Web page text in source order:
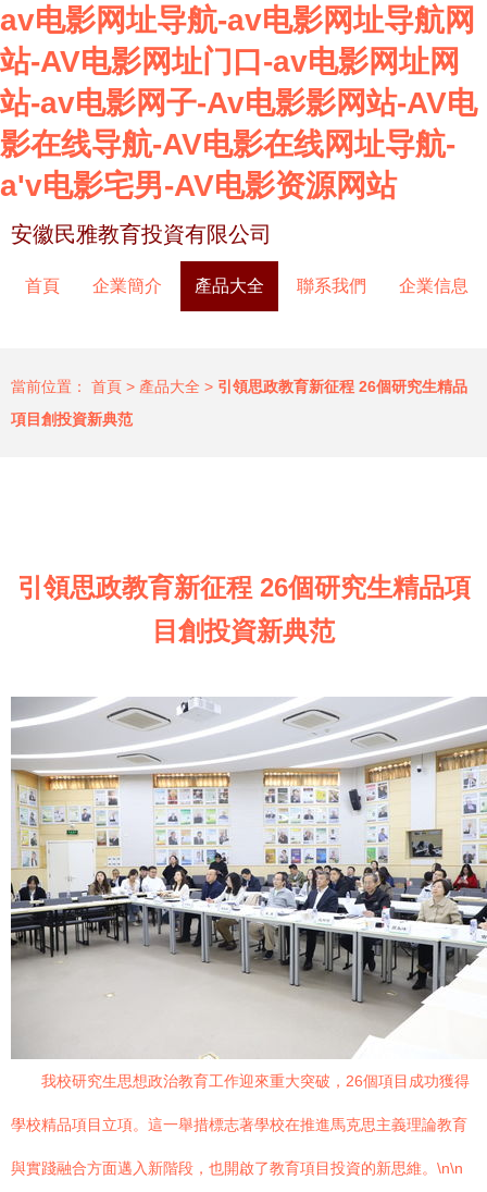
av电影网址导航-av电影网址导航网
站-AV电影网址门口-av电影网址网
站-av电影网子-Av电影影网站-AV电
影在线导航-AV电影在线网址导航-
a'v电影宅男-AV电影资源网站
安徽民雅教育投資有限公司
首頁 企業簡介 產品大全 聯系我們 企業信息
當前位置： 首頁 > 產品大全 > 引領思政教育新征程 26個研究生精品
項目創投資新典范
引領思政教育新征程 26個研究生精品項
目創投資新典范
我校研究生思想政治教育工作迎來重大突破，26個項目成功獲得
學校精品項目立項。這一舉措標志著學校在推進馬克思主義理論教育
與實踐融合方面邁入新階段，也開啟了教育項目投資的新思維。\n\n